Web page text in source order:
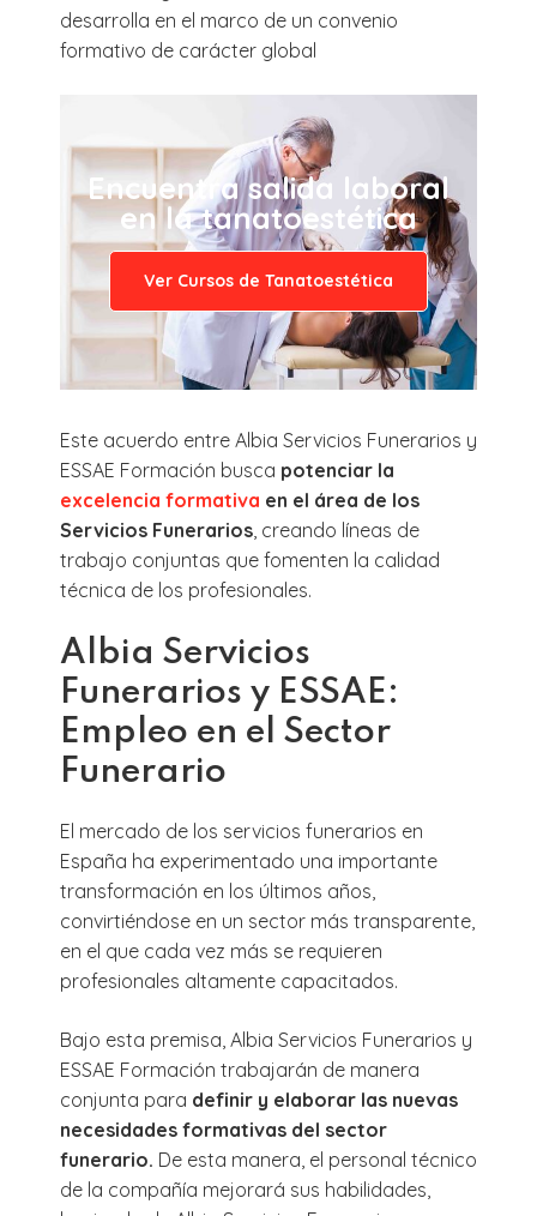
desarrolla en el marco de un convenio
formativo de carácter global
Encuentra salida laboral
en la tanatoestética
Ver Cursos de Tanatoestética
Este acuerdo entre Albia Servicios Funerarios y
ESSAE Formación busca potenciar la
excelencia formativa en el área de los
Servicios Funerarios , creando líneas de
trabajo conjuntas que fomenten la calidad
técnica de los profesionales.
Albia Servicios
Funerarios y ESSAE:
Empleo en el Sector
Funerario
El mercado de los servicios funerarios en
España ha experimentado una importante
transformación en los últimos años,
convirtiéndose en un sector más transparente,
en el que cada vez más se requieren
profesionales altamente capacitados.
Bajo esta premisa, Albia Servicios Funerarios y
ESSAE Formación trabajarán de manera
conjunta para definir y elaborar las nuevas
necesidades formativas del sector
funerario. De esta manera, el personal técnico
de la compañía mejorará sus habilidades,